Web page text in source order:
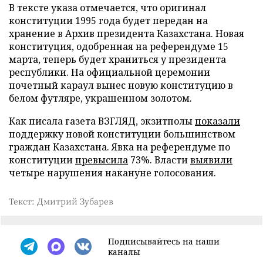
В тексте указа отмечается, что оригинал
конституции 1995 года будет передан на
хранение в Архив президента Казахстана. Новая
конституция, одобренная на референдуме 15
марта, теперь будет храниться у президента
республики. На официальной церемонии
почетный караул вынес новую конституцию в
белом футляре, украшенном золотом.
Как писала газета ВЗГЛЯД, экзитполыпоказали
поддержку новой конституции большинством
граждан Казахстана. Явка на референдуме по
конституциипревысила 73%. Властивыявили
четыре нарушения накануне голосования.
Текст: Дмитрий Зубарев
Подписывайтесь на наши
каналы